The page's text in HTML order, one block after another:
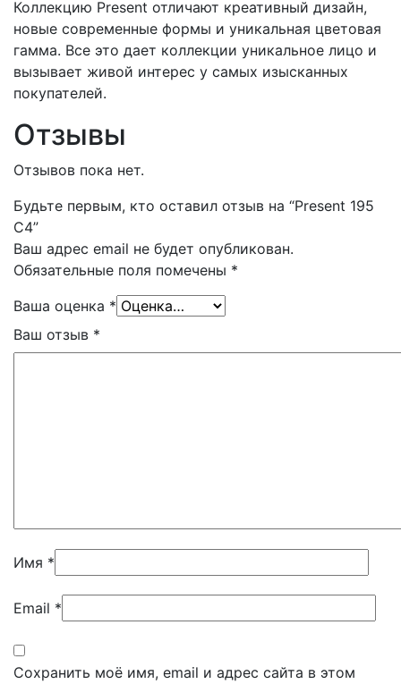
Коллекцию Present отличают креативный дизайн,
новые современные формы и уникальная цветовая
гамма. Все это дает коллекции уникальное лицо и
вызывает живой интерес у самых изысканных
покупателей.
Отзывы
Отзывов пока нет.
Будьте первым, кто оставил отзыв на “Present 195
C4”
Ваш адрес email не будет опубликован.
Обязательные поля помечены *
Ваша оценка *
Ваш отзыв *
Имя *
Email *
Сохранить моё имя, email и адрес сайта в этом